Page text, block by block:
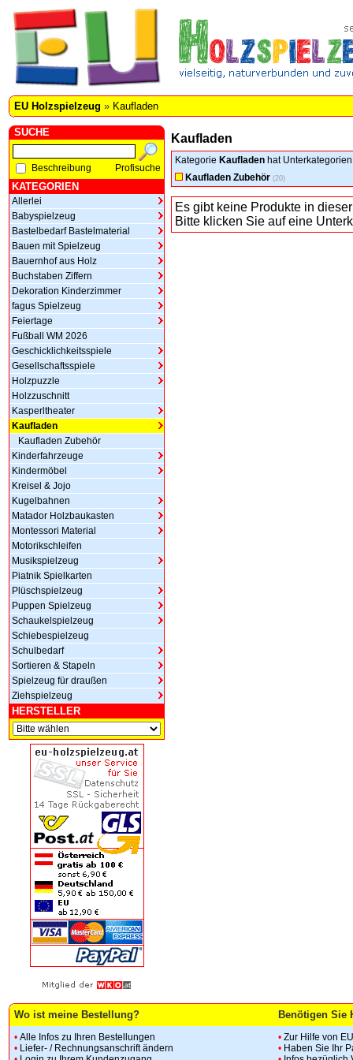
EU Holzspielzeug » Kaufladen
SUCHE
Beschreibung Profisuche
KATEGORIEN
Allerlei
Babyspielzeug
Bastelbedarf Bastelmaterial
Bauen mit Spielzeug
Bauernhof aus Holz
Buchstaben Ziffern
Dekoration Kinderzimmer
fagus Spielzeug
Feiertage
Fußball WM 2026
Geschicklichkeitsspiele
Gesellschaftsspiele
Holzpuzzle
Holzzuschnitt
Kasperltheater
Kaufladen
Kaufladen Zubehör
Kinderfahrzeuge
Kindermöbel
Kreisel & Jojo
Kugelbahnen
Matador Holzbaukasten
Montessori Material
Motorikschleifen
Musikspielzeug
Piatnik Spielkarten
Plüschspielzeug
Puppen Spielzeug
Schaukelspielzeug
Schiebespielzeug
Schulbedarf
Sortieren & Stapeln
Spielzeug für draußen
Ziehspielzeug
HERSTELLER
Kaufladen
Kategorie Kaufladen hat
Kaufladen Zubehör (20)
Es gibt keine Produkte in
Bitte klicken Sie auf eine
Wo ist meine Bestellung? Benötigen Sie
• Alle Infos zu Ihren Bestellungen
• Liefer- / Rechnungsanschrift ändern
• Zur Hilfe von
• Haben Sie Ihr